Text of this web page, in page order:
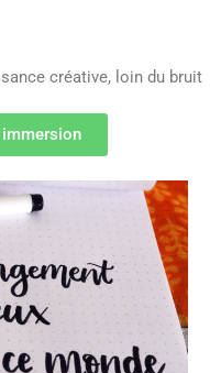
créative, loin du bruit